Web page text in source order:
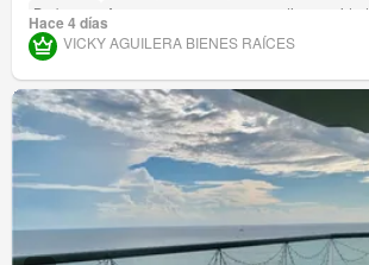
Barbecue
Acceso para personas con discapacidad
Hace 4 días
VICKY AGUILERA BIENES RAÍCES